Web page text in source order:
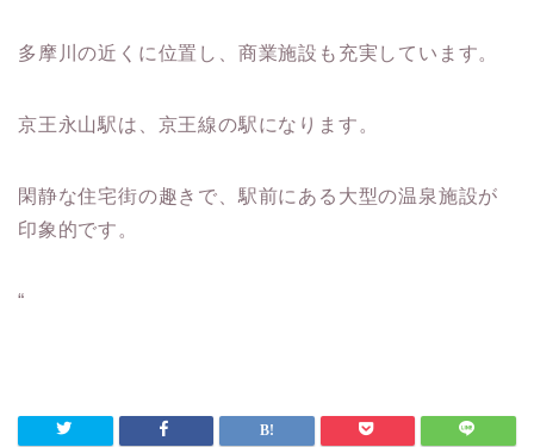
多摩川の近くに位置し、商業施設も充実しています。
京王永山駅は、京王線の駅になります。
閑静な住宅街の趣きで、駅前にある大型の温泉施設が
印象的です。
“